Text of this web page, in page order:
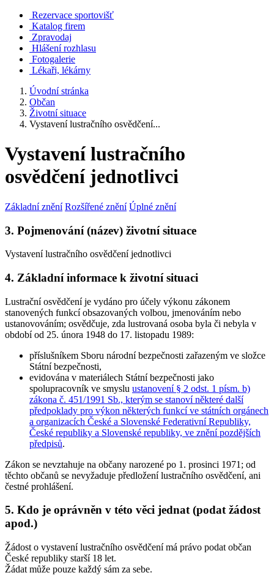
Rezervace sportovišť
Katalog firem
Zpravodaj
Hlášení rozhlasu
Fotogalerie
Lékaři, lékárny
Úvodní stránka
Občan
Životní situace
Vystavení lustračního osvědčení...
Vystavení lustračního
osvědčení jednotlivci
Základní znění Rozšířené znění Úplné znění
3. Pojmenování (název) životní situace
Vystavení lustračního osvědčení jednotlivci
4. Základní informace k životní situaci
Lustrační osvědčení je vydáno pro účely výkonu zákonem
stanovených funkcíobsazovaných volbou, jmenováním nebo
ustanovováním; osvědčuje, zda lustrovaná osoba byla či nebyla v
období od 25. února 1948 do 17. listopadu 1989:
příslušníkem Sboru národní bezpečnosti zařazeným ve složce
Státní bezpečnosti,
evidována v materiálech Státní bezpečnosti jako
spolupracovník ve smyslu ustanovení § 2 odst. 1 písm. b)
zákona č. 451/1991 Sb., kterým se stanoví některé další
předpoklady pro výkon některých funkcí ve státních orgánech
a organizacích České a Slovenské Federativní Republiky,
České republiky a Slovenské republiky, ve znění pozdějších
předpisů.
Zákon se nevztahuje na občany narozené po 1. prosinci 1971 ; od
těchto občanů se nevyžaduje předložení lustračního osvědčení, ani
čestné prohlášení.
5. Kdo je oprávněn v této věci jednat (podat žádost
apod.)
Žádost o vystavení lustračního osvědčení má právo podat občan
České republiky starší 18 let.
Žádat může pouze každý sám za sebe.